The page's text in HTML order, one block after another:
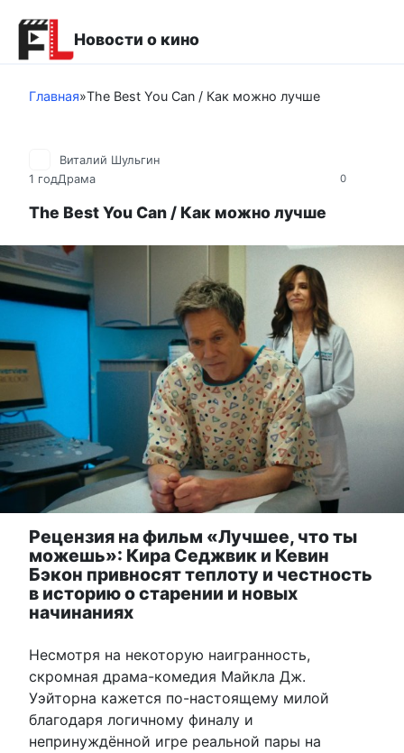
контенту
Новости о кино
Главная»The Best You Can / Как можно лучше
0
Виталий Шульгин
1 годДрама
The Best You Can / Как можно лучше
Рецензия на фильм «Лучшее, что ты
можешь»: Кира Седжвик и Кевин
Бэкон привносят теплоту и честность
в историю о старении и новых
начинаниях
Несмотря на некоторую наигранность,
скромная драма-комедия Майкла Дж.
Уэйторна кажется по-настоящему милой
благодаря логичному финалу и
непринуждённой игре реальной пары на